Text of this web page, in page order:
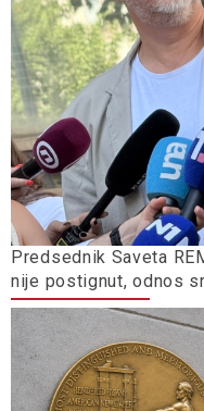
Predsednik Saveta
nije postignut, odnos